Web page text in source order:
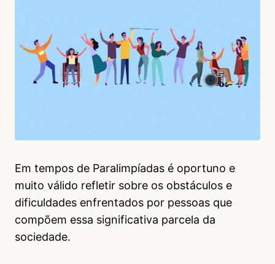
Em tempos de Paralimpíadas é oportuno e
muito válido refletir sobre os obstáculos e
dificuldades enfrentados por pessoas que
compõem essa significativa parcela da
sociedade.